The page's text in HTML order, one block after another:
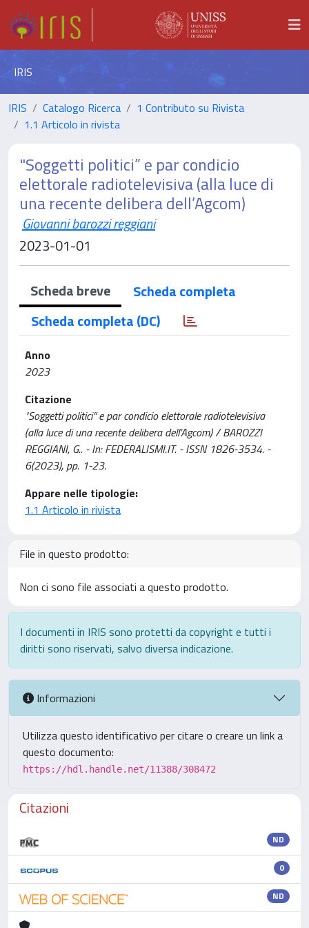
IRIS
IRIS Catalogo Ricerca
1 Contributo su Rivista
1.1 Articolo in rivista
"Soggetti politici” e par condicio
elettorale radiotelevisiva (alla luce di
una recente delibera dell’Agcom)
Giovanni barozzi reggiani
2023-01-01
Scheda breve
Scheda completa
Scheda completa (DC)
Anno
2023
Citazione
"Soggetti politici” e par condicio elettorale radiotelevisiva
(alla luce di una recente delibera dell’Agcom) / BAROZZI
REGGIANI, G.. - In: FEDERALISMI.IT. - ISSN 1826-3534. -
6(2023), pp. 1-23.
Appare nelle tipologie:
1.1 Articolo in rivista
File in questo prodotto:
Non ci sono file associati a questo prodotto.
I documenti in IRIS sono protetti da copyright e tutti i
diritti sono riservati, salvo diversa indicazione.
Informazioni
Utilizza questo identificativo per citare o creare un link a
questo documento:
https://hdl.handle.net/11388/308472
Citazioni
ND
0
ND